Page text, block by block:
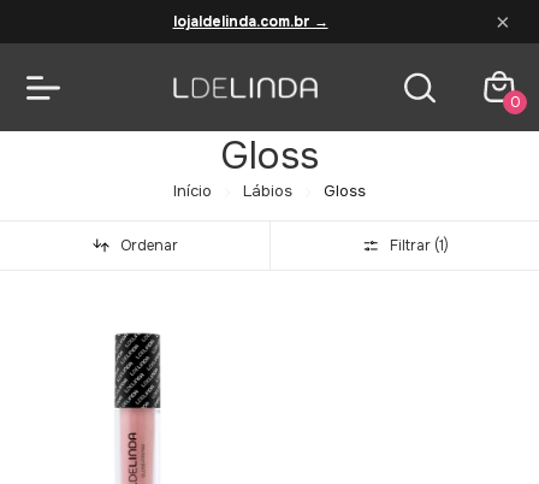
lojaldelinda.com.br → ×
0
Gloss
Início Lábios Gloss
Ordenar Filtrar (1)